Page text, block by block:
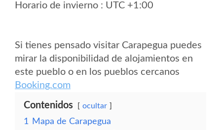
Horario de invierno : UTC +1:00
Si tienes pensado visitar Carapegua puedes
mirar la disponibilidad de alojamientos en
este pueblo o en los pueblos cercanos
Booking.com
Contenidos ocultar
1
Mapa de Carapegua